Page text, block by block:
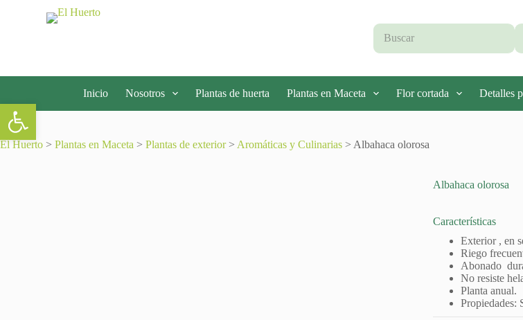
r
c
o
n
t
Sin
resultados
Inicio Nosotros Plantas de huerta Plantas en Maceta Flor cortada Detalles
El Huerto > Plantas en Maceta > Plantas de exterior> Aromáticas y Culinarias > Albahaca olorosa
Albahaca olorosa
Características
Exterior , en
Riego
Abonado
No resiste
Planta anual.
Propiedades:
Abrir barra de herramientas